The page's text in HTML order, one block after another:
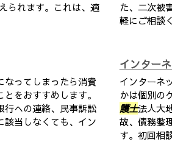
られます。これは、適
た、二次被
軽にご相談
なってしまったら消費
をおすすめします。
行への連絡、民事訴訟
該当しなくても、イン
インター
インターネ
かは個別の
護士法人大
故、債務整
す。初回相